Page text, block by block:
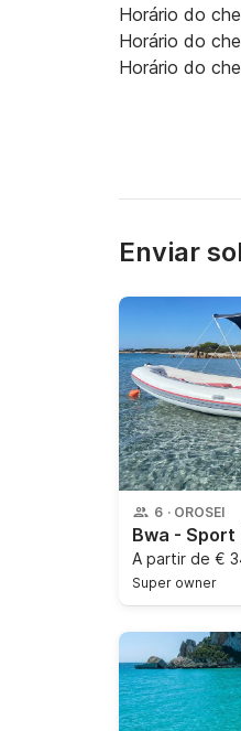
Horário do
Horário do
Horário do
Enviar
6 · OROSEI
Bwa - Sport
A partir de €
Super owner